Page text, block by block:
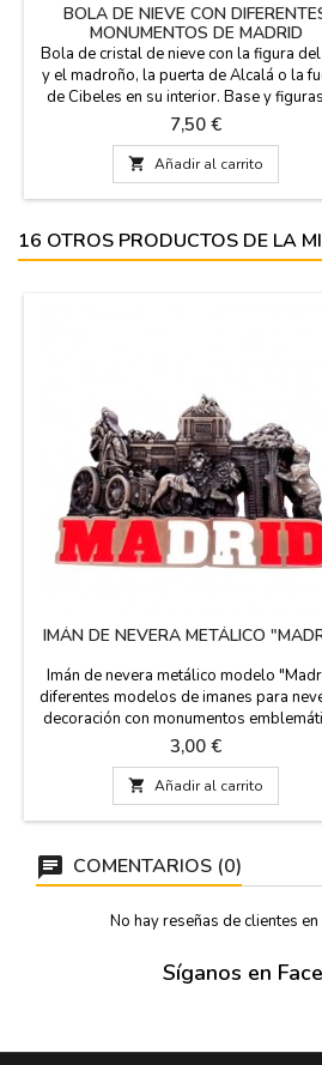
BOLA DE NIEVE CON
MONUMENTOS DE MADRID
Bola de cristal de nieve con la figura
y el madroño, la puerta de Alcalá o la
de Cibeles en su interior. Base y
resina. Regalo ideal como recuerdo de
paso por Madrid. Medidas: Pequeña 4,5
de diámetro x 6 cm de altura Grande 8
diámetro (base) x 9 cm de altura x 6.5
diam.
Precio
7,50 €
 Añadir al carrito
16 OTROS PRODUCTOS DE LA
IMÁN DE NEVERA METÁLICO
Imán de nevera metálico modelo
diferentes modelos de imanes para
decoración con monumentos
de la ciudad de Madrid. Tienen
tamaños, según los modelos. Souvenirs
España y Madrid.
Precio
3,00 €
 Añadir al carrito
COMENTARIOS (0)
No hay reseñas de clientes
Síganos en